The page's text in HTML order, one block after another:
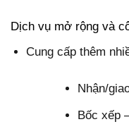
Dịch vụ mở rộng và
Cung cấp thêm
Nhận/
Bốc xếp